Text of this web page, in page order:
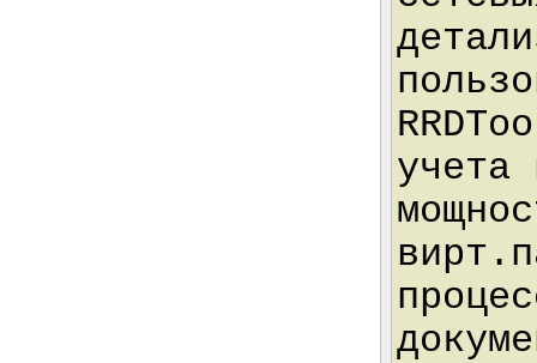
учета